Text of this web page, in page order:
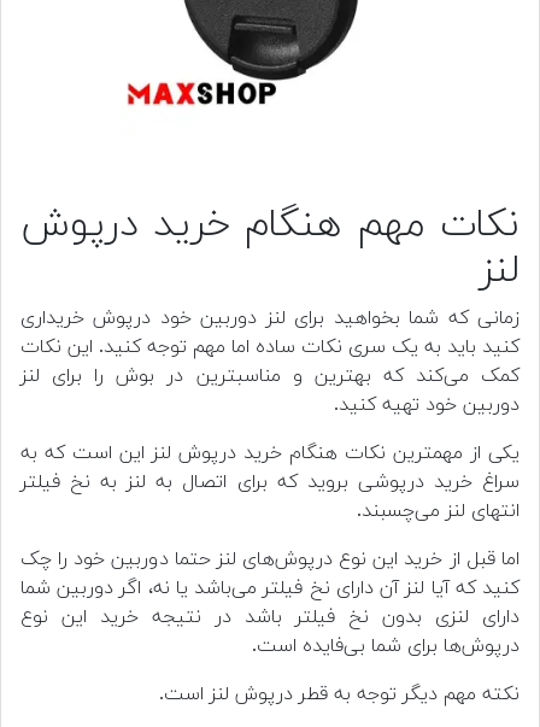
نکات مهم هنگام خرید درپوش
لنز
زمانی که شما بخواهید برای لنز دوربین خود درپوش خریداری
کنید باید به یک سری نکات ساده اما مهم توجه کنید. این نکات
کمک می‌کند که بهترین و مناسبترین در بوش را برای لنز
دوربین خود تهیه کنید.
یکی از مهمترین نکات هنگام خرید درپوش لنز این است که به
سراغ خرید درپوشی بروید که برای اتصال به لنز به نخ فیلتر
انتهای لنز می‌چسبند.
اما قبل از خرید این نوع درپوش‌های لنز حتما دوربین خود را چک
کنید که آیا لنز آن دارای نخ فیلتر می‌باشد یا نه، اگر دوربین شما
دارای لنزی بدون نخ فیلتر باشد در نتیجه خرید این نوع
درپوش‌ها برای شما بی‌فایده است.
نکته مهم دیگر توجه به قطر درپوش لنز است.